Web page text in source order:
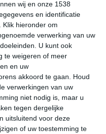
wij en onze 1538
en identificatie
Klik hieronder om
verwerking van uw
U kunt ook
te weigeren of meer
en uw
akkoord te gaan.
Houd
verwerkingen van uw
niet nodig is, maar u
tegen dergelijke
uitsluitend voor deze
of uw toestemming te
wo
24° 11°
do
27° 12°
23:00 02:00